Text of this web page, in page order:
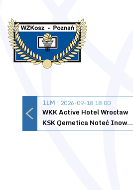
1LM | 2026-09-18 18:00
WKK Active Hotel Wrocław
KSK Qemetica Noteć Inowrocław